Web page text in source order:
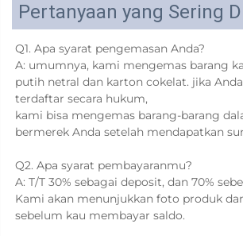
Pertanyaan yang Sering
Q1. Apa syarat pengemasan Anda?
A: umumnya, kami mengemas barang
putih netral dan karton cokelat. jika
terdaftar secara hukum,
kami bisa mengemas barang-barang
Q2. Apa syarat pembayaranmu?
A: T/T 30% sebagai deposit, dan 70%
Kami akan menunjukkan foto produk
sebelum kau membayar saldo.